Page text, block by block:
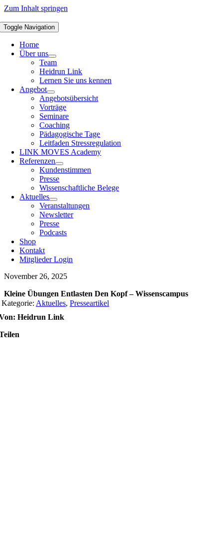
Zum Inhalt springen
Toggle Navigation
Home
Über uns
Team
Heidrun Link
Lernen Sie uns kennen
Angebot
Angebotsübersicht
Vorträge
Seminare
Coaching
Pädagogische Tage
Leitfaden Stressregulation
LINK MOVES Academy
Referenzen
Kundenstimmen
Presse
Wissenschaftliche Belege
Aktuelles
Veranstaltungen
Newsletter
Presse
Podcasts
Shop
Kontakt
Mitglieder Login
November 26, 2025
Kleine Übungen Entlasten Den Kopf – Wissenscampus
Kategorie: Aktuelles, Presseartikel
Heidrun Link